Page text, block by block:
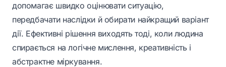
допомагає швидко оцінювати ситуацію,
передбачати наслідки й обирати найкращий варіант
дії. Ефективні рішення виходять тоді, коли людина
спирається на логічне мислення, креативність і
абстрактне міркування.